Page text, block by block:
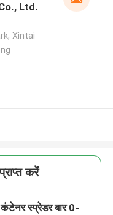
Ltd.
Xintai
करें
स्प्रेडर बार 0-